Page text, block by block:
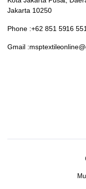
Jakarta 10250
Phone :+62 851 5916
Gmail